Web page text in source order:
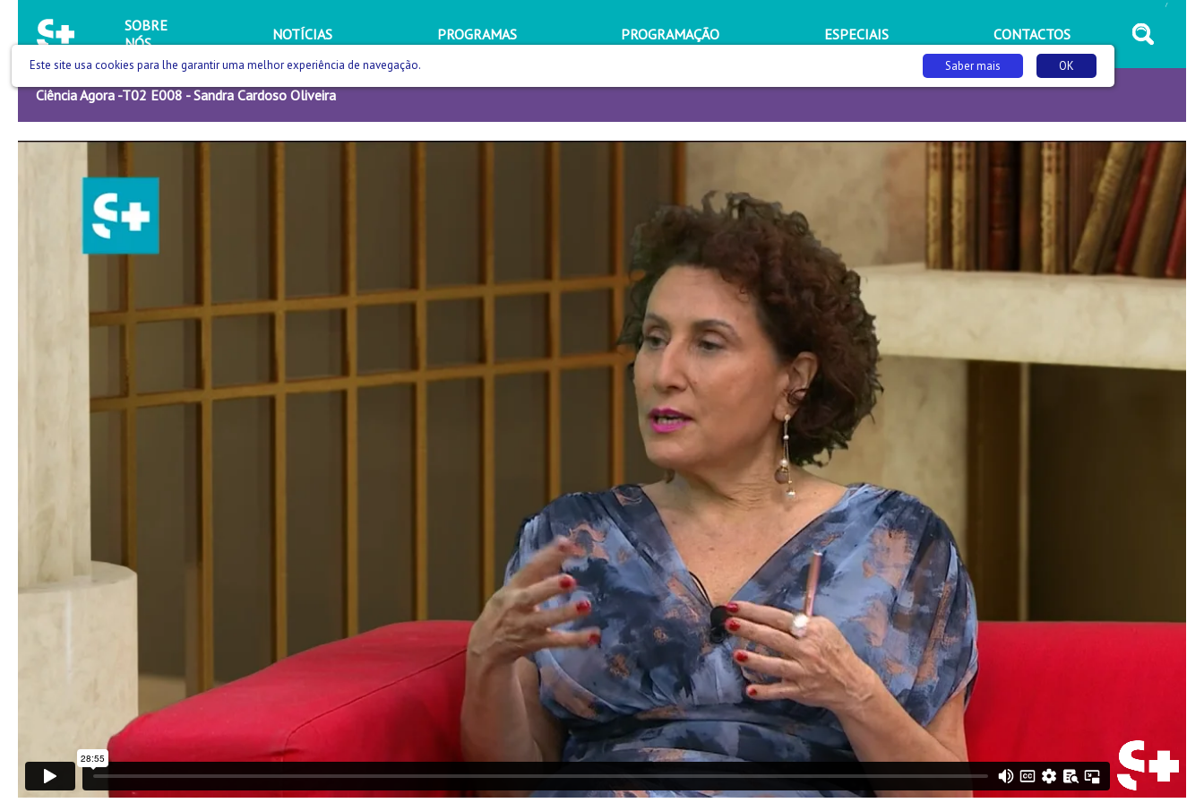
SOBRE
NÓS
NOTÍCIAS PROGRAMAS PROGRAMAÇÃO ESPECIAIS CONTACTOS
/
Ciência Agora -T02 E008 - Sandra Cardoso Oliveira
Este site usa cookies para lhe garantir uma melhor experiência de navegação. OK
Saber mais